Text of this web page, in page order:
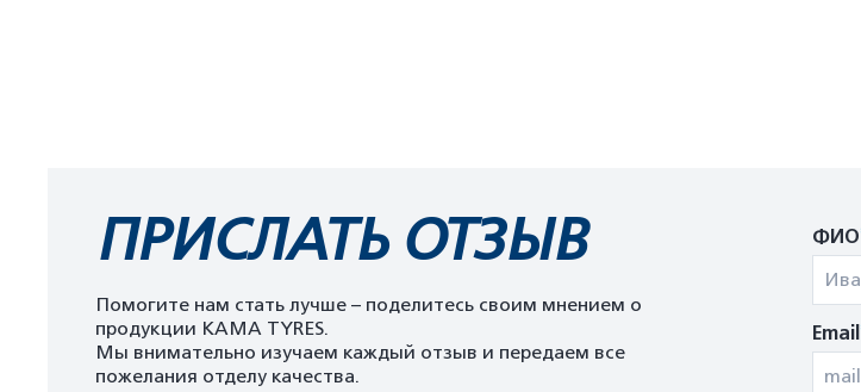
ПРИСЛАТЬ ОТЗЫВ
Помогите нам стать лучше – поделитесь своим мнением о
продукции KAMA TYRES.
Мы внимательно изучаем каждый отзыв и передаем все
пожелания отделу качества.
ФИО
Email